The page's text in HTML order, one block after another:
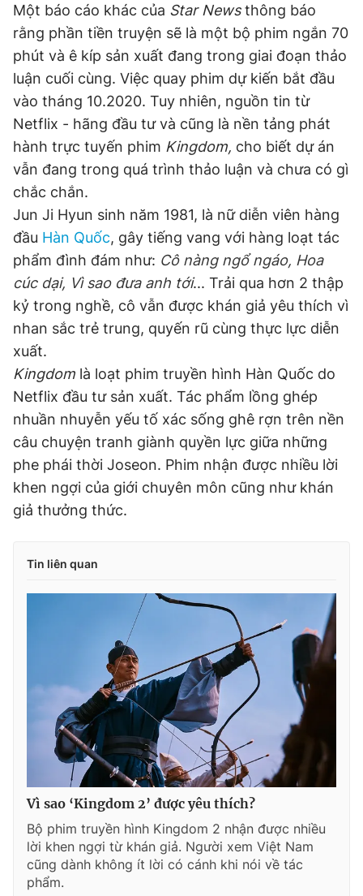
Một báo cáo khác của Star Newsthông báo
rằng phần tiền truyện sẽ là một bộ phim ngắn 70
phút và ê kíp sản xuất đang trong giai đoạn thảo
luận cuối cùng. Việc quay phim dự kiến bắt đầu
vào tháng 10.2020. Tuy nhiên, nguồn tin từ
Netflix - hãng đầu tư và cũng là nền tảng phát
hành trực tuyến phim Kingdom, cho biết dự án
vẫn đang trong quá trình thảo luận và chưa có gì
chắc chắn.
Jun Ji Hyun sinh năm 1981, là nữ diễn viên hàng
đầu Hàn Quốc, gây tiếng vang với hàng loạt tác
phẩm đình đám như: Cô nàng ngổ ngáo, Hoa
cúc dại, Vì sao đưa anh tới... Trải qua hơn 2 thập
kỷ trong nghề, cô vẫn được khán giả yêu thích vì
nhan sắc trẻ trung, quyến rũ cùng thực lực diễn
xuất.
Kingdom là loạt phim truyền hình Hàn Quốc do
Netflix đầu tư sản xuất. Tác phẩm lồng ghép
nhuần nhuyễn yếu tố xác sống ghê rợn trên nền
câu chuyện tranh giành quyền lực giữa những
phe phái thời Joseon. Phim nhận được nhiều lời
khen ngợi của giới chuyên môn cũng như khán
giả thưởng thức.
Tin liên quan
Vì sao ‘Kingdom 2’ được yêu thích?
Bộ phim truyền hình Kingdom 2 nhận được nhiều
lời khen ngợi từ khán giả. Người xem Việt Nam
cũng dành không ít lời có cánh khi nói về tác
phẩm.